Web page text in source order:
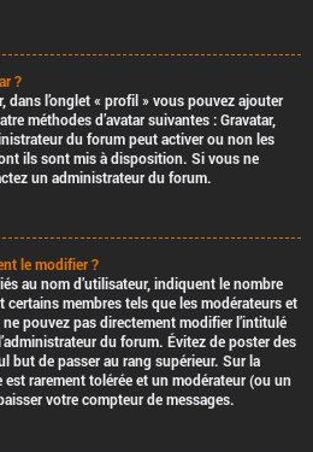
?
dans l’onglet « profil » vous pouvez ajouter
méthodes d’avatar suivantes : Gravatar,
du forum peut activer ou non les
ils sont mis à disposition. Si vous ne
un administrateur du forum.
le modifier ?
au nom d’utilisateur, indiquent le nombre
membres tels que les modérateurs et
pouvez pas directement modifier l’intitulé
du forum. Évitez de poster des
but de passer au rang supérieur. Sur la
rarement tolérée et un modérateur (ou un
votre compteur de messages.